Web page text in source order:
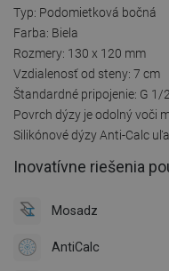
Typ: Podomietková bočná
Farba: Biela
Rozmery: 130 x 120 mm
Vzdialenosť od steny: 7 cm
Štandardné pripojenie: G 1/
Povrch dýzy je odolný voči
Silikónové dýzy Anti-Calc
Inovatívne riešenia
Mosadz
AntiCalc